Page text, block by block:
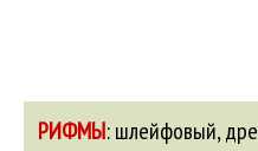
РИФМЫ:шлейфовый,